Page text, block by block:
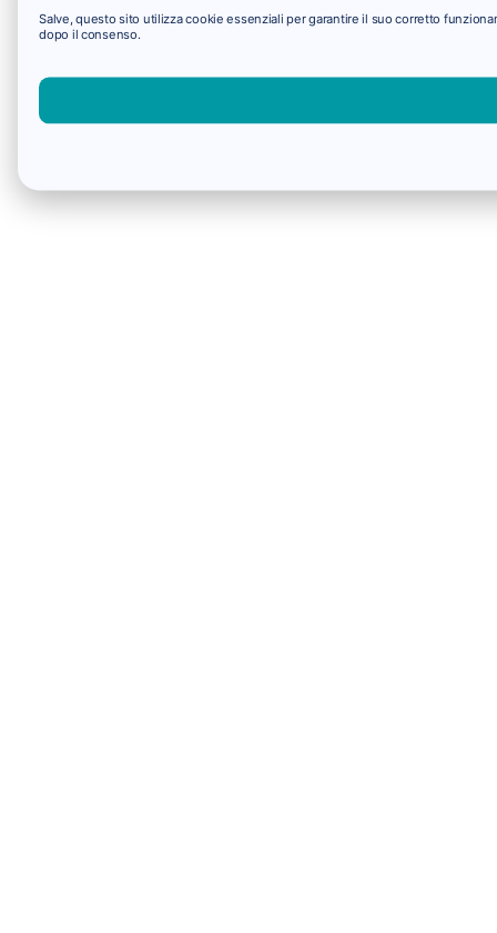
Salve, questo sito utilizza cookie essenziali per garantire il suo corretto
dopo il consenso.